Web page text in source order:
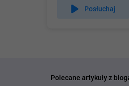
Posłuchaj
Polecane artykuły z